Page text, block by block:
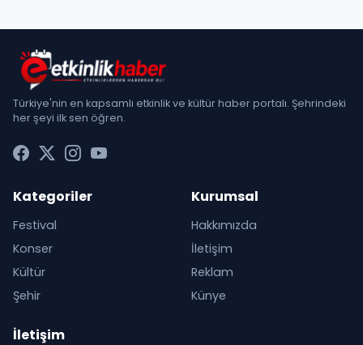
Türkiye'nin en kapsamlı etkinlik ve kültür haber portalı. Şehrindeki
her şeyi ilk sen öğren.
Kategoriler
Festival
Konser
Kültür
Şehir
Kurumsal
Hakkımızda
İletişim
Reklam
Künye
İletişim